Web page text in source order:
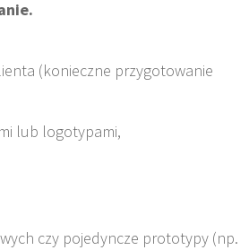
(konieczne przygotowanie
lub logotypami,
czy pojedyncze prototypy (np.